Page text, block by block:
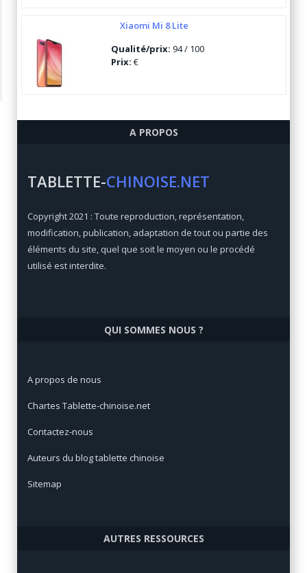
Xiaomi Mi 8 Lite
Qualité/prix: 94 / 100
Prix: €
Qualité/prix:84 / 100
Qualité/prix:92 / 100
Prix: €
A PROPOS
TABLETTE-CHINOISE.NET
Copyright 2021 : Toute reproduction, représentation,
modification, publication, adaptation de tout ou partie des
éléments du site, quel que soit le moyen ou le procédé
utilisé est interdite.
QUI SOMMES NOUS ?
A propos de nous
Chartes Tablette-chinoise.net
Contactez-nous
Auteurs du blog tablette chinoise
Sitemap
AUTRES RESSOURCES